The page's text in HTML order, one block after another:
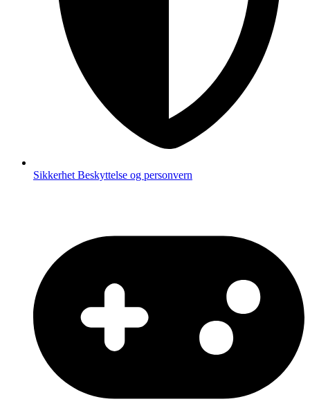
Sikkerhet Beskyttelse og personvern